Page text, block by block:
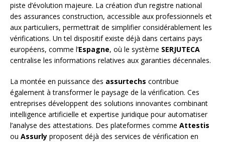
piste d’évolution majeure. La création d’un registre national
des assurances construction, accessible aux professionnels et
aux particuliers, permettrait de simplifier considérablement les
vérifications. Un tel dispositif existe déjà dans certains pays
européens, comme l’Espagne, où le système SERJUTECA
centralise les informations relatives aux garanties décennales.
La montée en puissance des assurtechs contribue
également à transformer le paysage de la vérification. Ces
entreprises développent des solutions innovantes combinant
intelligence artificielle et expertise juridique pour automatiser
l’analyse des attestations. Des plateformes comme Attestis
ou Assurly proposent déjà des services de vérification en